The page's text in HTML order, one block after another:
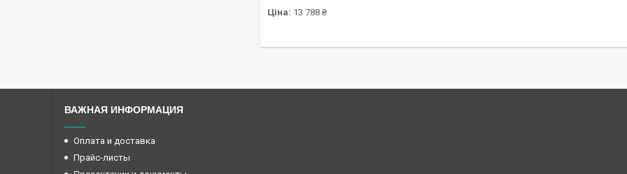
Ціна: 13 788 ₴
ВАЖНАЯ ИНФОРМАЦИЯ
Оплата и доставка
Прайс-листы